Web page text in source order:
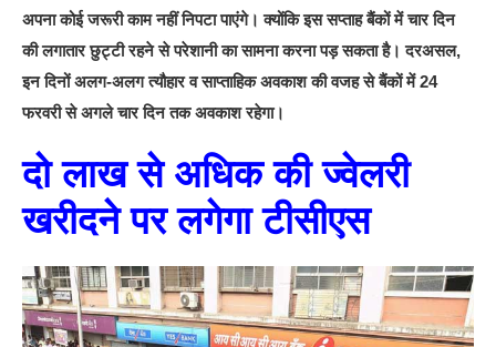
अपना कोई जरूरी काम नहीं निपटा पाएंगे। क्योंकि इस सप्ताह बैंकों में चार दिन
की लगातार छुट्टी रहने से परेशानी का सामना करना पड़ सकता है। दरअसल,
इन दिनों अलग-अलग त्यौहार व साप्ताहिक अवकाश की वजह से बैंकों में 24
फरवरी से अगले चार दिन तक अवकाश रहेगा।
दो लाख से अधिक की ज्वेलरी
खरीदने पर लगेगा टीसीएस